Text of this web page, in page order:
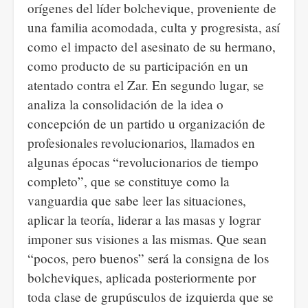
orígenes del líder bolchevique, proveniente de
una familia acomodada, culta y progresista, así
como el impacto del asesinato de su hermano,
como producto de su participación en un
atentado contra el Zar. En segundo lugar, se
analiza la consolidación de la idea o
concepción de un partido u organización de
profesionales revolucionarios, llamados en
algunas épocas “revolucionarios de tiempo
completo”, que se constituye como la
vanguardia que sabe leer las situaciones,
aplicar la teoría, liderar a las masas y lograr
imponer sus visiones a las mismas. Que sean
“pocos, pero buenos” será la consigna de los
bolcheviques, aplicada posteriormente por
toda clase de grupúsculos de izquierda que se